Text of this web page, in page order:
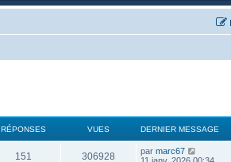
RÉPONSES VUES DERNIER MESSAGE
151 306928 par marc67